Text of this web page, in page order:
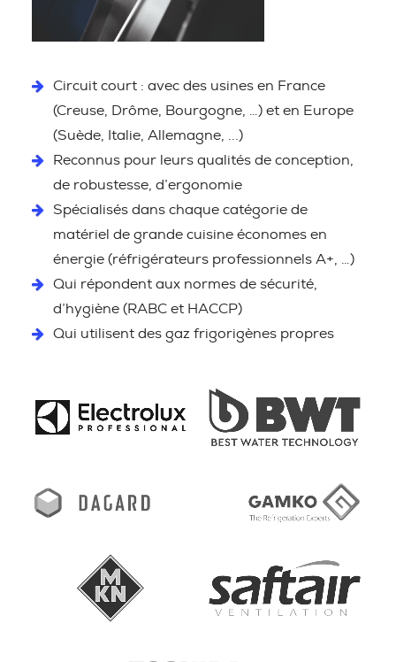
Circuit court : avec des usines en France
(Creuse, Drôme, Bourgogne, …) et en Europe
(Suède, Italie, Allemagne, ...)
Reconnus pour leurs qualités de conception,
de robustesse, d’ergonomie
Spécialisés dans chaque catégorie de
matériel de grande cuisine économes en
énergie (réfrigérateurs professionnels A+, …)
Qui répondent aux normes de sécurité,
d’hygiène (RABC et HACCP)
Qui utilisent des gaz frigorigènes propres